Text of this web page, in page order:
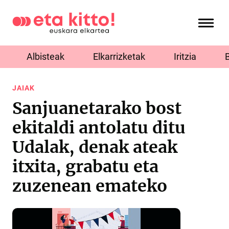
Albisteak Elkarrizketak Iritzia
JAIAK
Sanjuanetarako bost
ekitaldi antolatu ditu
Udalak, denak ateak
itxita, grabatu eta
zuzenean emateko